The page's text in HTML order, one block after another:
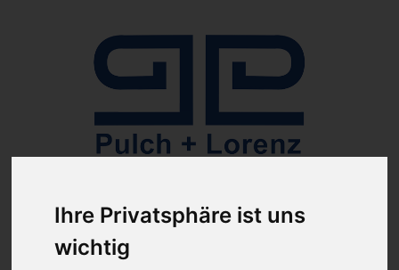
Ihre Privatsphäre ist uns
wichtig